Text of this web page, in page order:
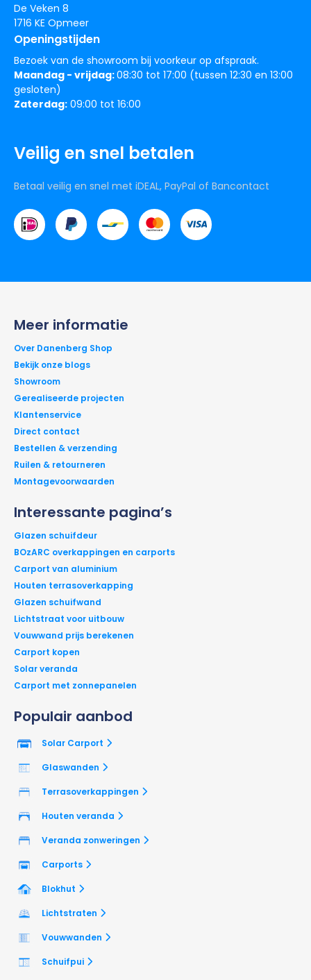
De Veken 8
1716 KE Opmeer
Openingstijden
Bezoek van de showroom bij voorkeur op afspraak.
Maandag - vrijdag:08:30 tot 17:00 (tussen 12:30 en 13:00
gesloten)
Zaterdag: 09:00 tot 16:00
Veilig en snel betalen
Betaal veilig en snel met iDEAL, PayPal of Bancontact
Populair aanbod
Solar Carport
Glaswanden
Terrasoverkappingen
Houten veranda
Veranda zonweringen
Carports
Blokhut
Lichtstraten
Vouwwanden
Schuifpui
Interessante pagina’s
Glazen schuifdeur
BOzARC overkappingen en carports
Carport van aluminium
Houten terrasoverkapping
Glazen schuifwand
Lichtstraat voor uitbouw
Vouwwand prijs berekenen
Carport kopen
Solar veranda
Carport met zonnepanelen
Meer informatie
Over Danenberg Shop
Bekijk onze blogs
Showroom
Gerealiseerde projecten
Klantenservice
Direct contact
Bestellen & verzending
Ruilen & retourneren
Montagevoorwaarden